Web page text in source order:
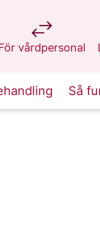
vårdpersonal
på 1177.se
Så